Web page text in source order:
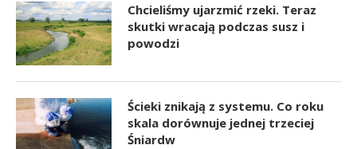
Chcieliśmy ujarzmić rzeki. Teraz
skutki wracają podczas susz i
powodzi
Ścieki znikają z systemu. Co roku
skala dorównuje jednej trzeciej
Śniardw